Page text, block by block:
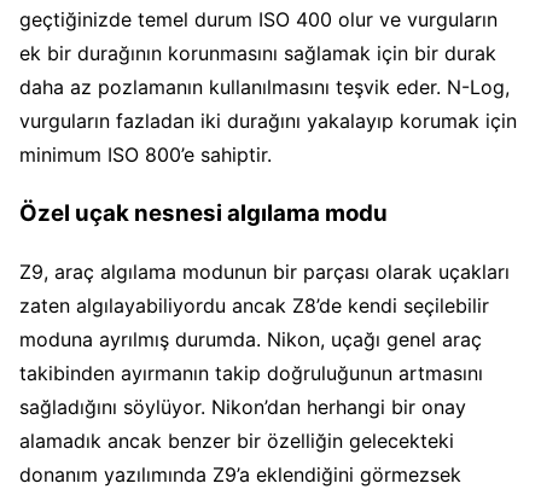
geçtiğinizde temel durum ISO 400 olur ve vurguların
ek bir durağının korunmasını sağlamak için bir durak
daha az pozlamanın kullanılmasını teşvik eder. N-Log,
vurguların fazladan iki durağını yakalayıp korumak için
minimum ISO 800’e sahiptir.
Özel uçak nesnesi algılama modu
Z9, araç algılama modunun bir parçası olarak uçakları
zaten algılayabiliyordu ancak Z8’de kendi seçilebilir
moduna ayrılmış durumda. Nikon, uçağı genel araç
takibinden ayırmanın takip doğruluğunun artmasını
sağladığını söylüyor. Nikon’dan herhangi bir onay
alamadık ancak benzer bir özelliğin gelecekteki
donanım yazılımında Z9’a eklendiğini görmezsek